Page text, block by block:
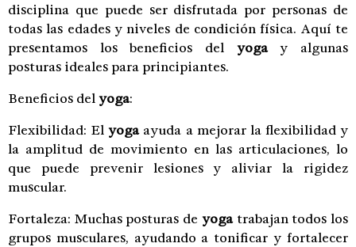
disciplina que puede ser disfrutada por personas de
todas las edades y niveles de condición física. Aquí te
presentamos los beneficios del yogay algunas
posturas ideales para principiantes.
Beneficios delyoga:
Flexibilidad: Elyogaayuda a mejorar la flexibilidad y
la amplitud de movimiento en las articulaciones, lo
que puede prevenir lesiones y aliviar la rigidez
muscular.
Fortaleza: Muchas posturas de yogatrabajan todos los
grupos musculares, ayudando a tonificar y fortalecer